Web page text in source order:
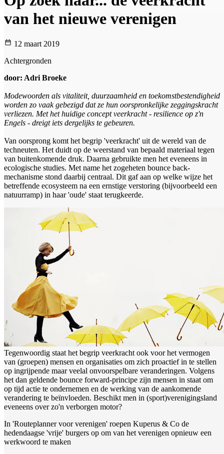
van het nieuwe verenigen
12 maart 2019
Achtergronden
door: Adri Broeke
Modewoorden als vitaliteit, duurzaamheid en toekomstbestendigheid
worden zo vaak gebezigd dat ze hun oorspronkelijke zeggingskracht
verliezen. Met het huidige concept veerkracht - resilience op z'n
Engels - dreigt iets dergelijks te gebeuren.
Van oorsprong komt het begrip 'veerkracht' uit de wereld van de
techneuten. Het duidt op de weerstand van bepaald materiaal tegen
van buitenkomende druk. Daarna gebruikte men het eveneens in
ecologische studies. Met name het zogeheten bounce back-
mechanisme stond daarbij centraal. Dit gaf aan op welke wijze het
betreffende ecosysteem na een ernstige verstoring (bijvoorbeeld een
natuurramp) in haar 'oude' staat terugkeerde.
Tegenwoordig staat het begrip veerkracht ook voor het vermogen
van (groepen) mensen en organisaties om zich proactief in te stellen
op ingrijpende maar veelal onvoorspelbare veranderingen. Volgens
het dan geldende bounce forward-principe zijn mensen in staat om
op tijd actie te ondernemen en de werking van de aankomende
verandering te beïnvloeden. Beschikt men in (sport)verenigingsland
eveneens over zo'n verborgen motor?
In 'Routeplanner voor verenigen' roepen Kuperus & Co de
hedendaagse 'vrije' burgers op om van het verenigen opnieuw een
werkwoord te maken